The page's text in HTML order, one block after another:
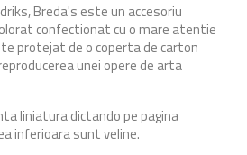
Breda's este un accesoriu
confectionat cu o mare atentie
protejat de o coperta de carton
unei opere de arta
liniatura dictando pe pagina
inferioara sunt veline.